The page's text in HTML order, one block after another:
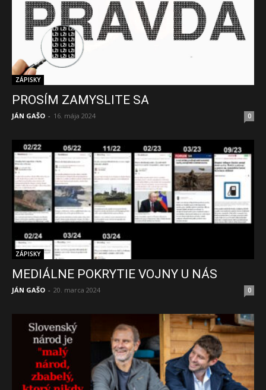
ZÁPISKY
PROSÍM ZAMYSLITE SA
JÁN GAŠO - 16. mája 2024 0
ZÁPISKY
MEDIÁLNE POKRYTIE VOJNY U NÁS
JÁN GAŠO - 20. marca 2024 0